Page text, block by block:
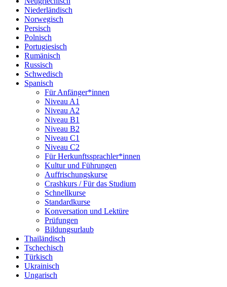
Niederländisch
Norwegisch
Persisch
Polnisch
Portugiesisch
Rumänisch
Russisch
Schwedisch
Spanisch
Für Anfänger*innen
Niveau A1
Niveau A2
Niveau B1
Niveau B2
Niveau C1
Niveau C2
Für Herkunftssprachler*innen
Kultur und Führungen
Auffrischungskurse
Crashkurs / Für das Studium
Schnellkurse
Standardkurse
Konversation und Lektüre
Prüfungen
Bildungsurlaub
Thailändisch
Tschechisch
Türkisch
Ukrainisch
Ungarisch